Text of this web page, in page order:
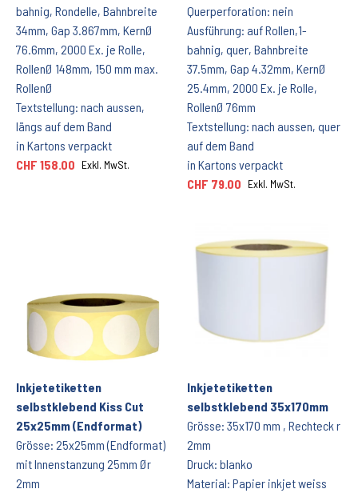
bahnig, Rondelle, Bahnbreite
34mm, Gap 3.867mm, KernØ
76.6mm, 2000 Ex. je Rolle,
RollenØ 148mm, 150 mm max.
RollenØ
Textstellung: nach aussen,
längs auf dem Band
in Kartons verpackt
CHF 158.00 Exkl. MwSt.
Querperforation: nein
Ausführung: auf Rollen,1-
bahnig, quer, Bahnbreite
37.5mm, Gap 4.32mm, KernØ
25.4mm, 2000 Ex. je Rolle,
RollenØ 76mm
Textstellung: nach aussen, quer
auf dem Band
in Kartons verpackt
CHF 79.00 Exkl. MwSt.
Inkjetetiketten
selbstklebend Kiss Cut
25x25mm (Endformat)
Grösse: 25x25mm (Endformat)
mit Innenstanzung 25mm Ør
2mm
Inkjetetiketten
selbstklebend 35x170mm
Grösse: 35x170 mm , Rechteck r
2mm
Druck: blanko
Material: Papier inkjet weiss